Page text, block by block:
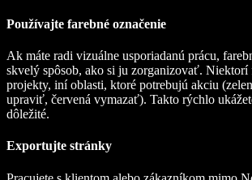
Používajte farebné označenie
Ak máte radi vizuálne usporiadanú prácu,
skvelý spôsob, ako si ju zorganizovať. Niektorí
projekty, iní oblasti, ktoré potrebujú akciu
upraviť, červená vymazať). Takto rýchlo
dôležité.
Exportujte stránky